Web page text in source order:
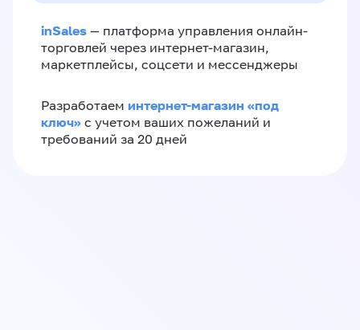
inSales — платформа управления онлайн-
торговлей через интернет-магазин,
маркетплейсы, соцсети и мессенджеры
Разработаем интернет-магазин «‎под
ключ»‎ с учетом ваших пожеланий и
требований за 20 дней